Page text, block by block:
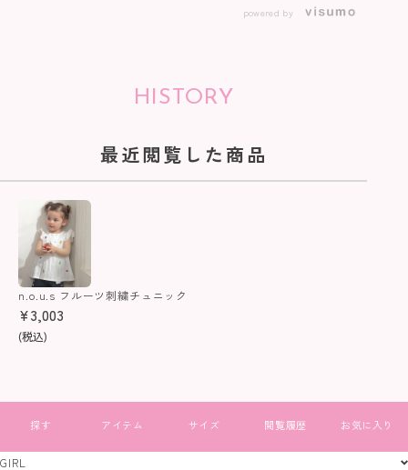
powered by
HISTORY
最近閲覧した商品
n.o.u.s フルーツ刺繍チュニック
¥3,003
(税込)
すべて見る
GIRL